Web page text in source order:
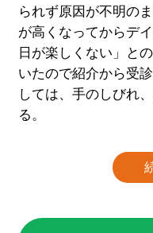
られず原因が不明の
が高くなってからデ
日が楽しくない」と
いたので紹介から受
しては、手のしびれ
る。